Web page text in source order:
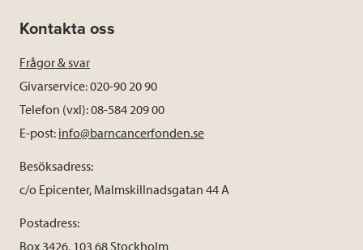
Kontakta oss
Frågor & svar
Givarservice: 020-90 20 90
Telefon (vxl): 08-584 209 00
E-post: info@barncancerfonden.se
Besöksadress:
c/o Epicenter, Malmskillnadsgatan 44 A
Postadress:
Box 3426, 103 68 Stockholm